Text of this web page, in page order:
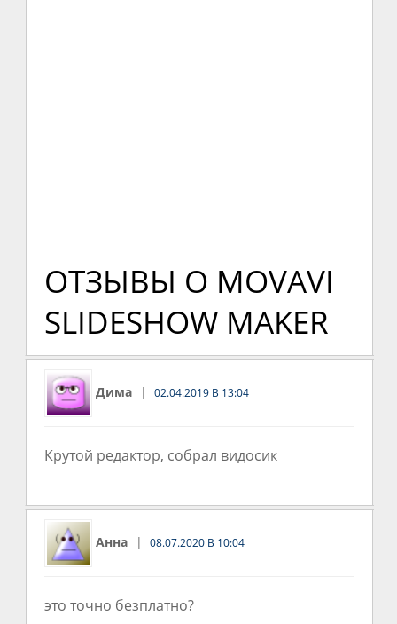
ОТЗЫВЫ О MOVAVI
SLIDESHOW MAKER
Дима 02.04.2019 В 13:04
Крутой редактор, собрал видосик
Анна 08.07.2020 В 10:04
это точно безплатно?